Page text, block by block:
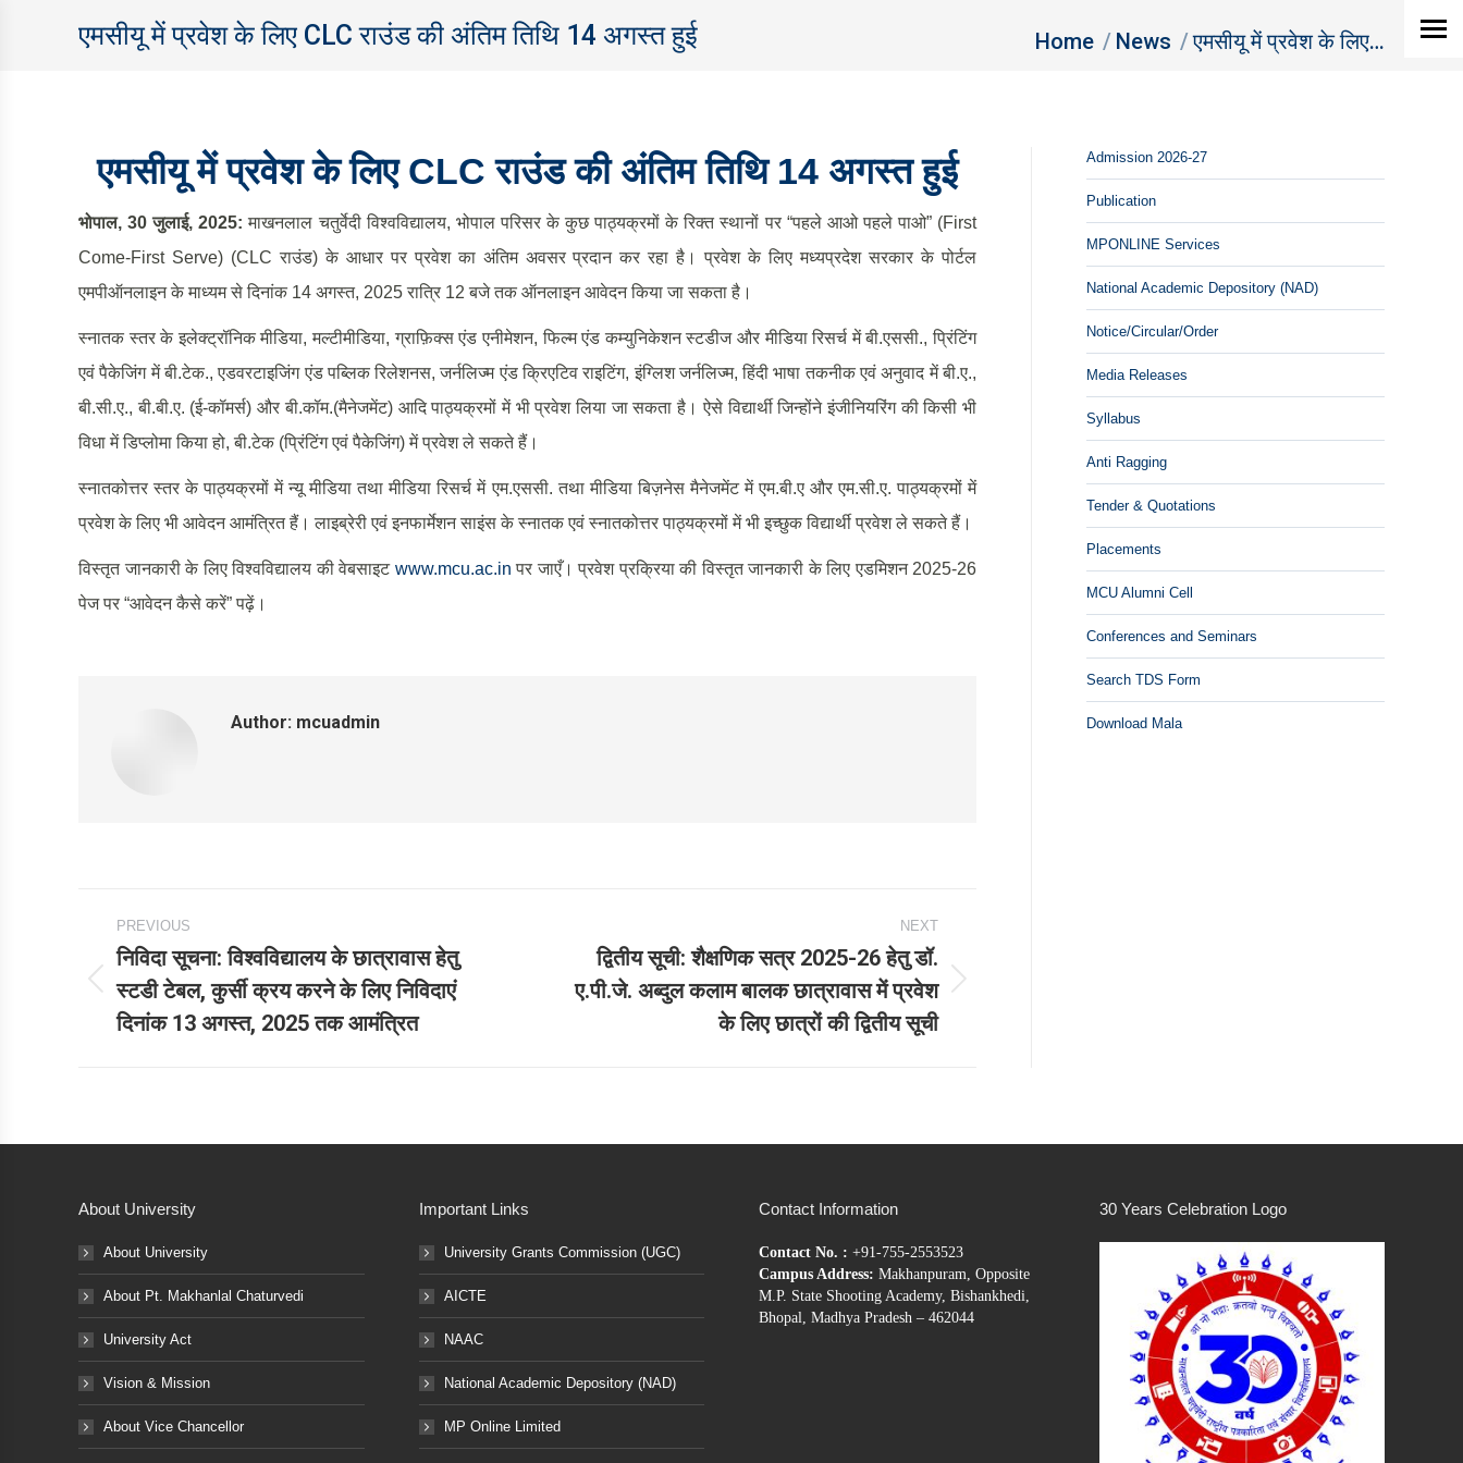
एमसीयू में प्रवेश के लिए CLC राउंड की अंतिम तिथि 14 अगस्त हुई You are here:
Home News एमसीयू में प्रवेश के लिए…
एमसीयू में प्रवेश के लिए CLCराउंड की अंतिम तिथि 14 अगस्त हुई
भोपाल, 30 जुलाई, 2025: माखनलाल चतुर्वेदी विश्वविद्यालय, भोपाल परिसर के कुछ पाठ्यक्रमों के रिक्त स्थानों पर “पहले आओ पहले पाओ” (First
Come-First Serve) (CLC राउंड) के आधार पर प्रवेश का अंतिम अवसर प्रदान कर रहा है। प्रवेश के लिए मध्यप्रदेश सरकार के पोर्टल
एमपीऑनलाइन के माध्यम से दिनांक 14 अगस्त, 2025 रात्रि 12 बजे तक ऑनलाइन आवेदन किया जा सकता है।
स्नातक स्तर के इलेक्ट्रॉनिक मीडिया, मल्टीमीडिया, ग्राफ़िक्स एंड एनीमेशन, फिल्म एंड कम्युनिकेशन स्टडीज और मीडिया रिसर्च में बी.एससी., प्रिंटिंग
एवं पैकेजिंग में बी.टेक., एडवरटाइजिंग एंड पब्लिक रिलेशनस, जर्नलिज्म एंड क्रिएटिव राइटिंग, इंग्लिश जर्नलिज्म, हिंदी भाषा तकनीक एवं अनुवाद में बी.ए.,
बी.सी.ए., बी.बी.ए. (ई-कॉमर्स) और बी.कॉम.(मैनेजमेंट) आदि पाठ्यक्रमों में भी प्रवेश लिया जा सकता है। ऐसे विद्यार्थी जिन्होंने इंजीनियरिंग की किसी भी
विधा में डिप्लोमा किया हो, बी.टेक (प्रिंटिंग एवं पैकेजिंग) में प्रवेश ले सकते हैं।
स्नातकोत्तर स्तर के पाठ्यक्रमों में न्यू मीडिया तथा मीडिया रिसर्च में एम.एससी. तथा मीडिया बिज़नेस मैनेजमेंट में एम.बी.ए और एम.सी.ए. पाठ्यक्रमों में
प्रवेश के लिए भी आवेदन आमंत्रित हैं। लाइब्रेरी एवं इनफार्मेशन साइंस के स्नातक एवं स्नातकोत्तर पाठ्यक्रमों में भी इच्छुक विद्यार्थी प्रवेश ले सकते हैं।
विस्तृत जानकारी के लिए विश्वविद्यालय की वेबसाइट www.mcu.ac.in पर जाएँ। प्रवेश प्रक्रिया की विस्तृत जानकारी के लिए एडमिशन 2025-26
पेज पर “आवेदन कैसे करें” पढ़ें।
Author: mcuadmin
Post
navigation
PREVIOUS
Previous
post:
निविदा सूचना: विश्‍वविद्यालय के छात्रावास हेतु
स्‍टडी टेबल, कुर्सी क्रय करने के लिए निविदाएं
दिनांक 13 अगस्‍त, 2025 तक आमंत्रित
NEXT
Next
द्वितीय सूची: शैक्षणिक सत्र 2025-26 हेतु डॉ.
ए.पी.जे. अब्‍दुल कलाम बालक छात्रावास में प्रवेश
के लिए छात्रों की द्वितीय सूची
Admission 2026-27
Publication
MPONLINE Services
National Academic Depository (NAD)
Notice/Circular/Order
Media Releases
Syllabus
Anti Ragging
Tender & Quotations
Placements
MCU Alumni Cell
Conferences and Seminars
Search TDS Form
Download Mala
About University
About University
About Pt. Makhanlal Chaturvedi
University Act
Vision & Mission
About Vice Chancellor
Important Links
University Grants Commission (UGC)
AICTE
NAAC
National Academic Depository (NAD)
MP Online Limited
Contact Information
Contact No. : +91-755-2553523
Campus Address: Makhanpuram, Opposite
M.P. State Shooting Academy, Bishankhedi,
Bhopal, Madhya Pradesh – 462044
30 Years Celebration Logo